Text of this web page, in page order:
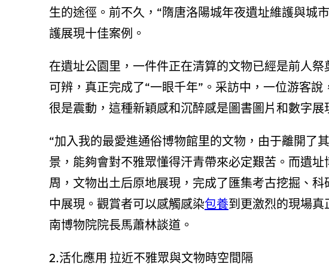
生的途徑。前不久，“隋唐洛陽城年夜遺址維護與城
護展現十佳案例。
在遺址公園里，一件件正在清算的文物已經是前人
可辨，真正完成了“一眼千年”。采訪中，一位游客
很是震動，這種新穎感和沉醉感是圖書圖片和數字展
“加入我的最愛進通俗博物館里的文物，由于離開了
景，能夠會對不雅眾懂得汗青帶來必定艱苦。而遺
周，文物出土后原地展現，完成了匯集考古挖掘、
中展現。觀賞者可以感觸感染包養到更激烈的現場真
南博物院院長馬蕭林談道。
2.活化應用 拉近不雅眾與文物時空間隔